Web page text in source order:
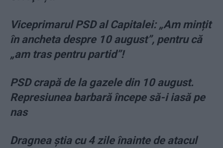
Viceprimarul PSD al Capitalei: „Am mințit
în ancheta despre 10 august”, pentru că
„am tras pentru partid”!
PSD crapă de la gazele din 10 august.
Represiunea barbară începe să-i iasă pe
nas
Dragnea ştia cu 4 zile înainte de atacul